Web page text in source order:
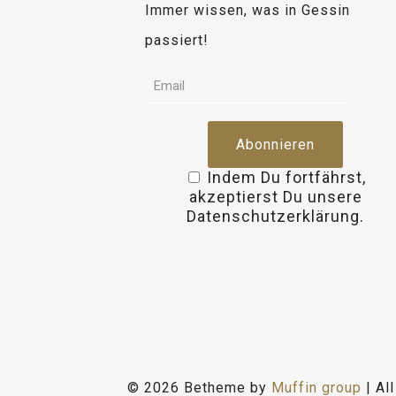
Immer wissen, was in Gessin
passiert!
Indem Du fortfährst,
akzeptierst Du unsere
Datenschutzerklärung.
© 2026 Betheme by Muffin group |